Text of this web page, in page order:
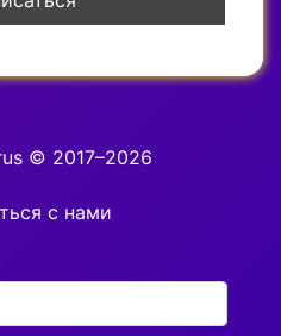
© 2017–2026
с нами